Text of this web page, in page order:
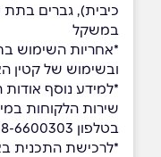
כיבית), גברים
במשקל
*אחריות השימוש
ובשימוש של קטין
*למידע נוסף
בטלפון 058-6600303
*לרכישת התכנית